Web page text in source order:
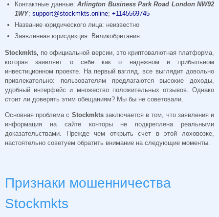
Контактные данные:Arlington Business Park Road London NW92
1WY;support@stockmkts.online;+1145569745
Название юридического лица: неизвестно
Заявленная юрисдикция: Великобритания
Stockmkts, по официальной версии, это криптовалютная платформа,
которая заявляет о себе как о надежном и прибыльном
инвестиционном проекте. На первый взгляд, все выглядит довольно
привлекательно: пользователям предлагаются высокие доходы,
удобный интерфейс и множество положительных отзывов. Однако
стоит ли доверять этим обещаниям? Мы бы не советовали.
Основная проблема с Stockmktsзаключается в том, что заявления и
информация на сайте конторы не подкреплена реальными
доказательствами. Прежде чем открыть счет в этой лоховозке,
настоятельно советуем обратить внимание на следующие моменты.
Признаки мошенничества
Stockmkts